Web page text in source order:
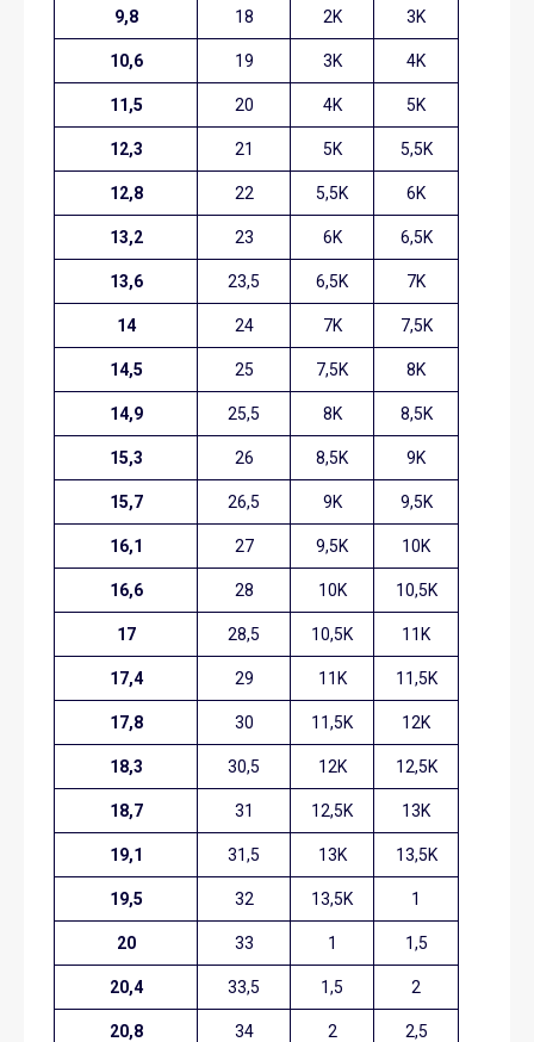
9,8 18 2K 3K
10,6 19 3K 4K
11,5 20 4K 5K
12,3 21 5K 5,5K
12,8 22 5,5K 6K
13,2 23 6K 6,5K
13,6 23,5 6,5K 7K
14 24 7K 7,5K
14,5 25 7,5K 8K
14,9 25,5 8K 8,5K
15,3 26 8,5K 9K
15,7 26,5 9K 9,5K
16,1 27 9,5K 10K
16,6 28 10K 10,5K
17 28,5 10,5K 11K
17,4 29 11K 11,5K
17,8 30 11,5K 12K
18,3 30,5 12K 12,5K
18,7 31 12,5K 13K
19,1 31,5 13K 13,5K
19,5 32 13,5K 1
20 33 1 1,5
20,4 33,5 1,5 2
20,8 34 2 2,5